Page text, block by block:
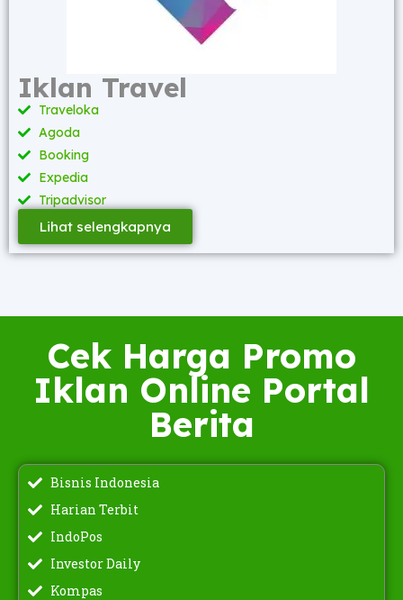
Iklan Travel
Traveloka
Agoda
Booking
Expedia
Tripadvisor
Lihat selengkapnya
Cek Harga Promo
Iklan Online Portal
Berita
Bisnis Indonesia
Harian Terbit
IndoPos
Investor Daily
Kompas